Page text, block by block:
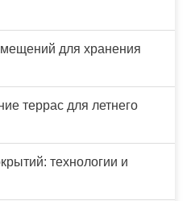
для хранения
террас для летнего
технологии и